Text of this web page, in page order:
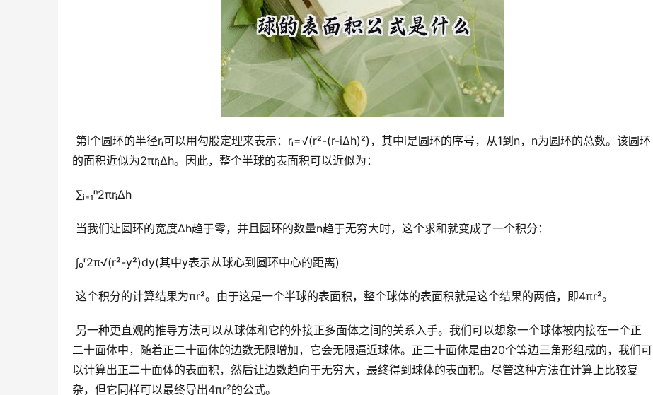
的面积近似为2πrᵢΔh。因此，整个半球的表面积可以近似为：
∑ᵢ₌₁ⁿ2πrᵢΔh
当我们让圆环的宽度Δh趋于零，并且圆环的数量n趋于无穷大时，这个求和就变成了一个积分：
∫₀ʳ2π√(r²-y²)dy(其中y表示从球心到圆环中心的距离)
这个积分的计算结果为πr²。由于这是一个半球的表面积，整个球体的表面积就是这个结果的两倍，即4πr²。
二十面体中，随着正二十面体的边数无限增加，它会无限逼近球体。正二十面体是由20个等边三角形组成的，我们可
以计算出正二十面体的表面积，然后让边数趋向于无穷大，最终得到球体的表面积。尽管这种方法在计算上比较复
杂，但它同样可以最终导出4πr²的公式。